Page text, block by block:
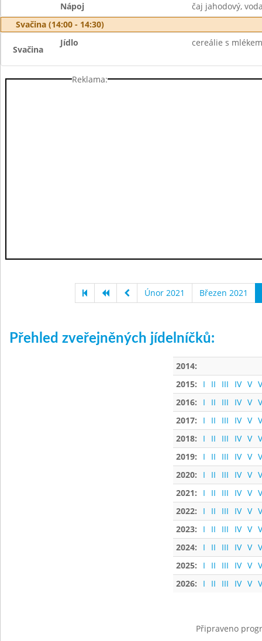
Nápoj
čaj jahodový,
Svačina (14:00 - 14:30)
Svačina
Jídlo cereálie s
Reklama:
Únor 2021 Březen 2021
Přehled zveřejněných jídelníčků:
2014:
2015:
I II III IV V
2016:
I II III IV V
2017:
I II III IV V
2018:
I II III IV V
2019:
I II III IV V
2020:
I II III IV V
2021:
I II III IV V
2022:
I II III IV V
2023:
I II III IV V
2024:
I II III IV V
2025:
I II III IV V
2026:
I II III IV V
Připraveno